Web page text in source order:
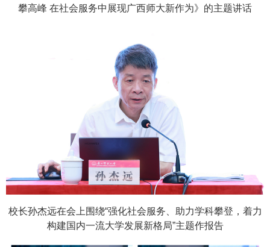
攀高峰 在社会服务中展现广西师大新作为》的主题讲话
校长孙杰远在会上围绕“强化社会服务、助力学科攀登，着力
构建国内一流大学发展新格局”主题作报告